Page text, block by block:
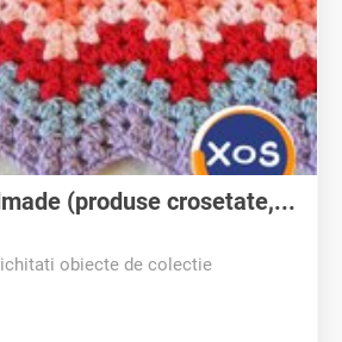
(produse crosetate,...
obiecte de colectie